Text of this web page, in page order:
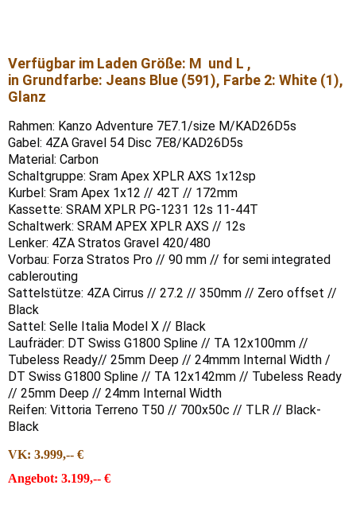
Verfügbar im Laden Größe: M und L ,
in Grundfarbe: Jeans Blue (591), Farbe 2: White (1),
Glanz
Rahmen: Kanzo Adventure 7E7.1/size M/KAD26D5s
Gabel: 4ZA Gravel 54 Disc 7E8/KAD26D5s
Material: Carbon
Schaltgruppe: Sram Apex XPLR AXS 1x12sp
Kurbel: Sram Apex 1x12 // 42T // 172mm
Kassette: SRAM XPLR PG-1231 12s 11-44T
Schaltwerk: SRAM APEX XPLR AXS // 12s
Lenker: 4ZA Stratos Gravel 420/480
Vorbau: Forza Stratos Pro // 90 mm // for semi integrated
cablerouting
Sattelstütze: 4ZA Cirrus // 27.2 // 350mm // Zero offset //
Black
Sattel: Selle Italia Model X // Black
Laufräder: DT Swiss G1800 Spline // TA 12x100mm //
Tubeless Ready// 25mm Deep // 24mmm Internal Width /
DT Swiss G1800 Spline // TA 12x142mm // Tubeless Ready
// 25mm Deep // 24mm Internal Width
Reifen: Vittoria Terreno T50 // 700x50c // TLR // Black-
Black
VK: 3.999,-- €
Angebot: 3.199,-- €